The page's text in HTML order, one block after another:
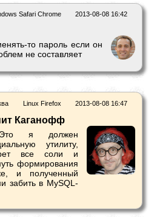
2013-08-08 16:42
Safari Chrome
то пароль если он
не составляет
2013-08-08 16:47
Linux Firefox
Каганофф
Это я должен
утилиту,
все соли и
формирования
и полученный
забить в MySQL-